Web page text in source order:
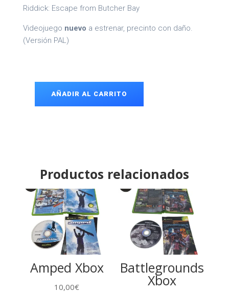
Riddick: Escape from Butcher Bay
Videojuego nuevo a estrenar, precinto con daño.
(Versión PAL)
AÑADIR AL CARRITO
Productos relacionados
Amped Xbox
10,00€
Battlegrounds
Xbox